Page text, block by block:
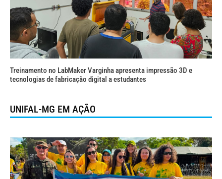
Treinamento no LabMaker Varginha apresenta impressão 3D e
tecnologias de fabricação digital a estudantes
UNIFAL-MG EM AÇÃO